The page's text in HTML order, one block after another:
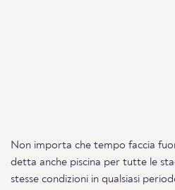
Non importa che tempo faccia
detta anche piscina per tutte le
stesse condizioni in qualsiasi